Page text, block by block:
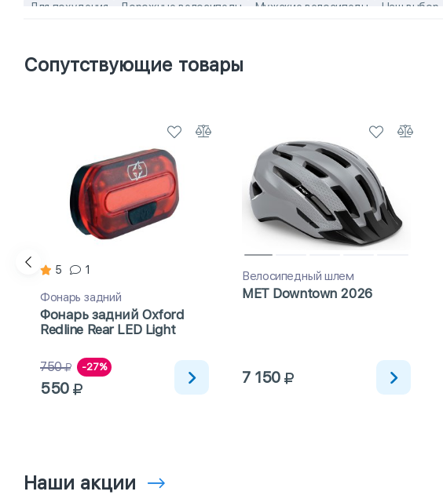
Для похудения
Дорожные велосипеды Мужские велосипеды Наш выбор
Городские велосипеды 28 дюймов
Городские мужские велосипеды
Сопутствующие товары
5 1
Фонарь задний
Фонарь задний Oxford
Redline Rear LED Light
750 -27%
550
Велосипедный шлем
MET Downtown 2026
7 150
Наши акции